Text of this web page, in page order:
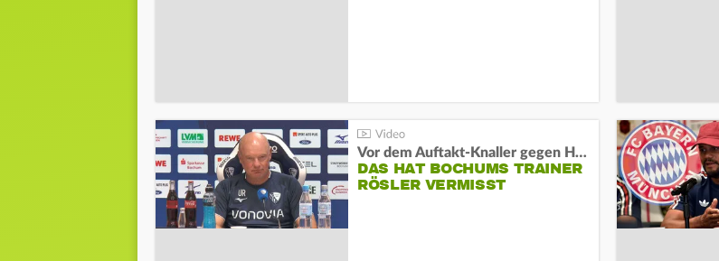
Vor dem Auftakt-Knaller gegen Hertha:
DAS HAT BOCHUMS TRAINER
RÖSLER VERMISST